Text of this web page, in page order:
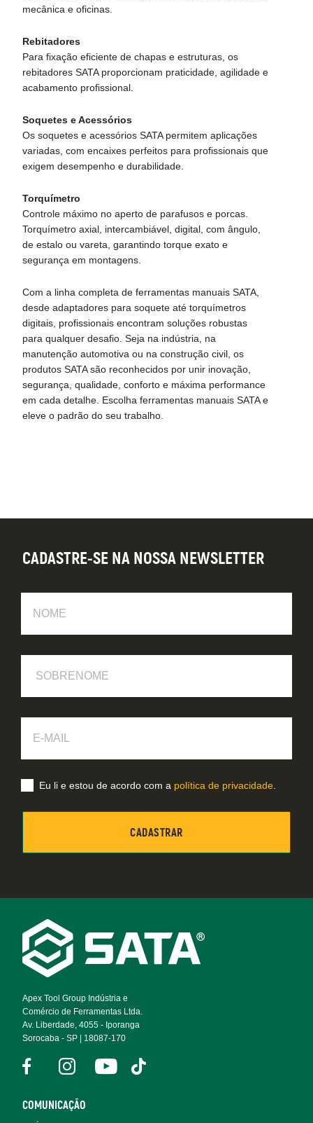
mecânica e oficinas.
Rebitadores
Para fixação eficiente de chapas e estruturas, os
rebitadores SATA proporcionam praticidade, agilidade e
acabamento profissional.
Soquetes e Acessórios
Os soquetes e acessórios SATA permitem aplicações
variadas, com encaixes perfeitos para profissionais que
exigem desempenho e durabilidade.
Torquímetro
Controle máximo no aperto de parafusos e porcas.
Torquímetro axial, intercambiável, digital, com ângulo,
de estalo ou vareta, garantindo torque exato e
segurança em montagens.
Com a linha completa de ferramentas manuais SATA,
desde adaptadores para soquete até torquímetros
digitais, profissionais encontram soluções robustas
para qualquer desafio. Seja na indústria, na
manutenção automotiva ou na construção civil, os
produtos SATA são reconhecidos por unir inovação,
segurança, qualidade, conforto e máxima performance
em cada detalhe. Escolha ferramentas manuais SATA e
eleve o padrão do seu trabalho.
Footer
Navigation
Apex Tool Group Indústria e
Comércio de Ferramentas Ltda.
Av. Liberdade, 4055 - Iporanga
Sorocaba - SP | 18087-170
COMUNICAÇÃO
CADASTRE-SE NA NOSSA NEWSLETTER
Mail
Eu li e estou de acordo com a política de privacidade